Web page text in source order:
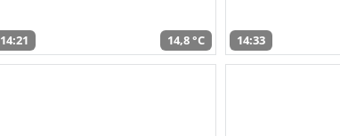
14:21 14,8 °C 14:33